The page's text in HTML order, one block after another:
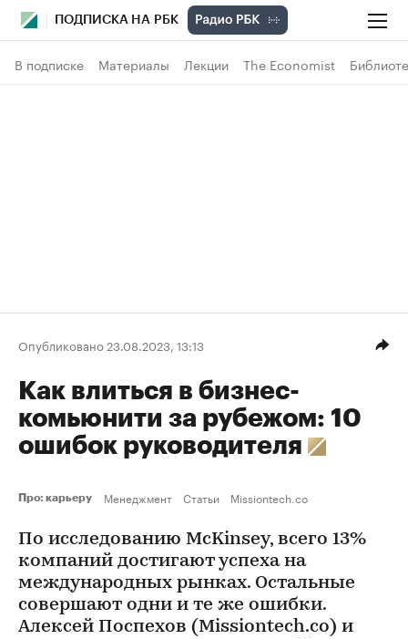
ПОДПИСКА НА РБК
В подписке Материалы Лекции The Economist
Опубликовано 23.08.2023, 13:13
Как влиться в бизнес-
комьюнити за рубежом: 10
ошибок руководителя
Про: карьеру Менеджмент Статьи Missiontech.co
По исследованию McKinsey, всего 13%
компаний достигают успеха на
международных рынках. Остальные
совершают одни и те же ошибки.
Алексей Поспехов (Missiontech.сo) и